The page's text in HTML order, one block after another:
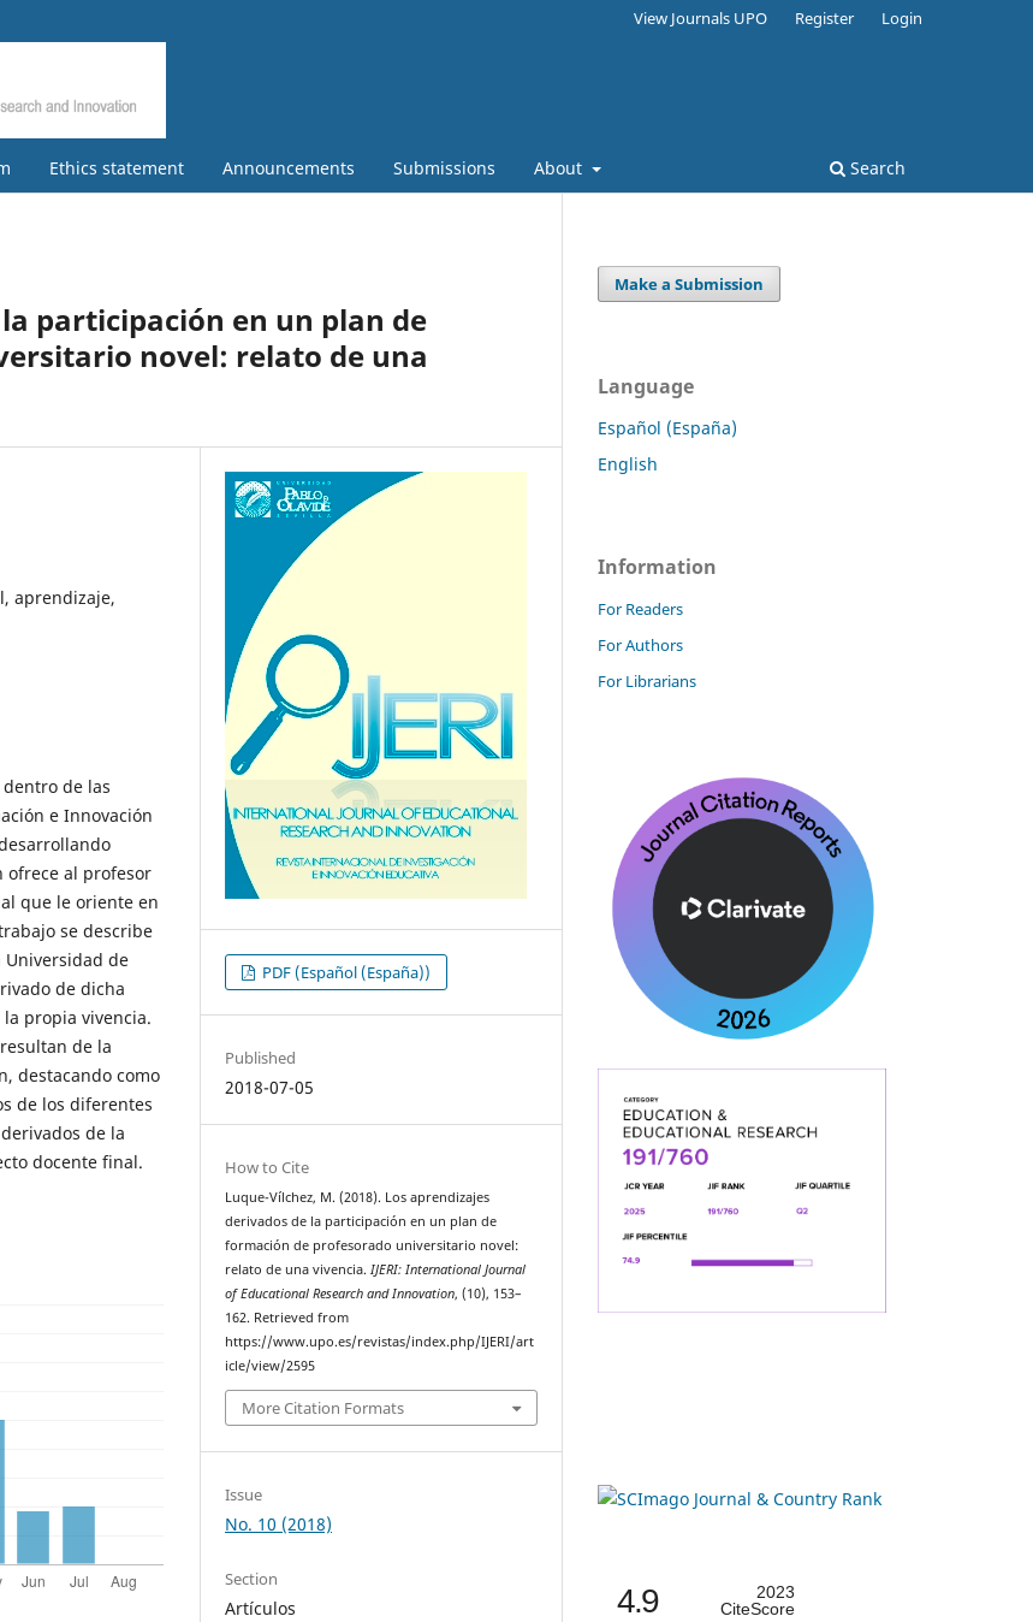
Ethics statement Announcements Submissions About Search
View Journals UPO Register Login
participación en un plan de
novel: relato de una
aprendizaje,
de las
e Innovación
ofrece al profesor
que le oriente en
se describe
de
de dicha
propia vivencia.
de la
destacando como
de los diferentes
de la
docente final.
PDF (Español (España))
Published
2018-07-05
How to Cite
Luque-Vílchez, M. (2018). Los aprendizajes
derivados de la participación en un plan de
formación de profesorado universitario novel:
relato de una vivencia.IJERI: International Journal
of Educational Research and Innovation, (10), 153–
162. Retrieved from
https://www.upo.es/revistas/index.php/IJERI/art
icle/view/2595
More Citation Formats
Issue
No. 10 (2018)
Section
Artículos
Make a Submission
Language
Español (España)
English
Information
For Readers
For Authors
For Librarians
4.9
2023
CiteScore